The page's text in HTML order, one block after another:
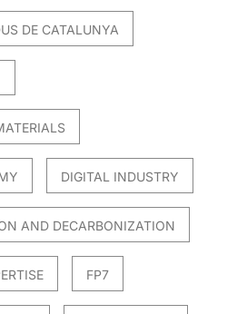
DE CATALUNYA
DIGITAL INDUSTRY
AND DECARBONIZATION
FP7